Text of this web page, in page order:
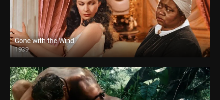
Gone with the Wind
1939